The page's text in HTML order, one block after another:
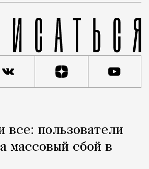
все: пользователи
массовый сбой в